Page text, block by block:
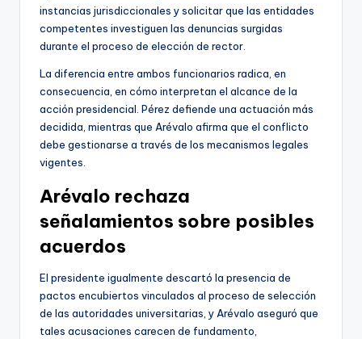
instancias jurisdiccionales y solicitar que las entidades
competentes investiguen las denuncias surgidas
durante el proceso de elección de rector.
La diferencia entre ambos funcionarios radica, en
consecuencia, en cómo interpretan el alcance de la
acción presidencial. Pérez defiende una actuación más
decidida, mientras que Arévalo afirma que el conflicto
debe gestionarse a través de los mecanismos legales
vigentes.
Arévalo rechaza
señalamientos sobre posibles
acuerdos
El presidente igualmente descartó la presencia de
pactos encubiertos vinculados al proceso de selección
de las autoridades universitarias, y Arévalo aseguró que
tales acusaciones carecen de fundamento,